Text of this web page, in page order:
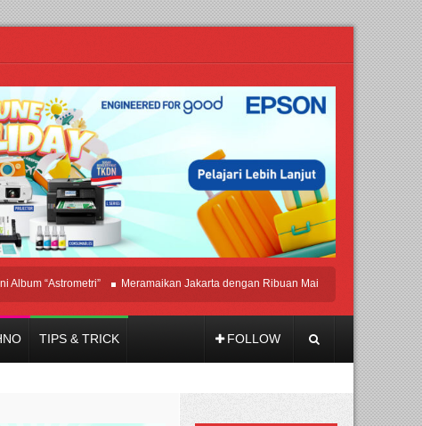
Meramaikan Jakarta dengan Ribuan Mainan dan Produk Bayi dari
TIPS & TRICK FOLLOW